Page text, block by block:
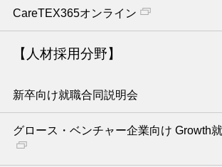
CareTEX365オンライン
【人材採用分野】
新卒向け就職合同説明会
グロース・ベンチャー企業向け Growth